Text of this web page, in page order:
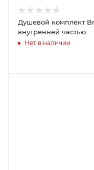
Душевой комплект
внутренней частью
Нет в наличии